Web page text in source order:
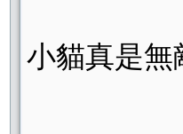
小貓真是無